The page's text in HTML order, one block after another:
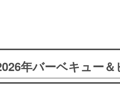
年バーベキュー